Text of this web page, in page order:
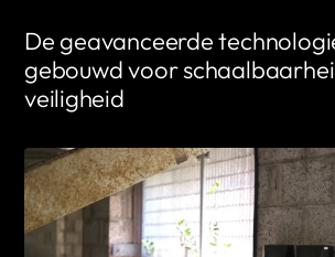
De geavanceerde
gebouwd voor
veiligheid